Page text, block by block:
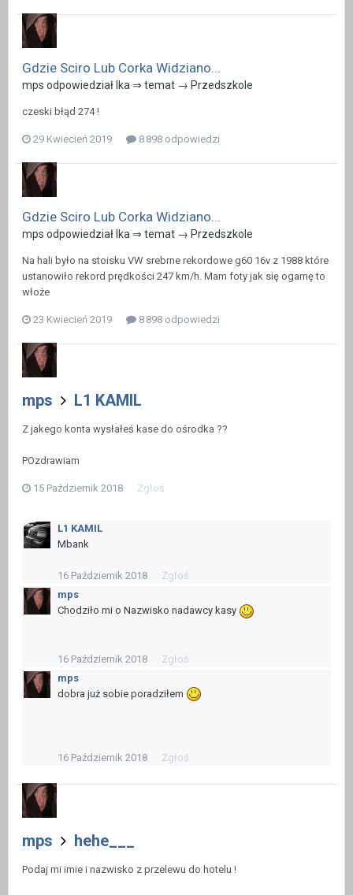
Gdzie Sciro Lub Corka Widziano...
mps odpowiedział Ika ⇒ temat → Przedszkole
czeski błąd 274 !
29 Kwiecień 2019 8 898 odpowiedzi
Gdzie Sciro Lub Corka Widziano...
mps odpowiedział Ika ⇒ temat → Przedszkole
Na hali było na stoisku VW srebrne rekordowe g60 16v z 1988 które
ustanowiło rekord prędkości 247 km/h. Mam foty jak się ogarnę to
włoże
23 Kwiecień 2019 8 898 odpowiedzi
mps L1 KAMIL
Z jakego konta wysłałeś kase do ośrodka ??
POzdrawiam
15 Październik 2018 Zgłoś
L1 KAMIL
Mbank
16 Październik 2018
Zgłoś
mps
Chodziło mi o Nazwisko nadawcy kasy
16 Październik 2018
Zgłoś
mps
dobra już sobie poradziłem
16 Październik 2018 Zgłoś
mps hehe___
Podaj mi imie i nazwisko z przelewu do hotelu !